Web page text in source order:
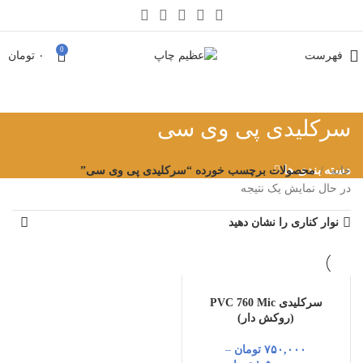
فهرست 0 ۰ تومان
سرکلیدی پی وی سی
دسته بندی ها
خانه
محصولات برچسب خورده “سرکلیدی پی وی سی”
در حال نمایش یک نتیجه
نوار کناری را نشان دهید
سرکلیدی PVC 760 Mic
(روکش دار)
۷۵۰,۰۰۰ تومان –